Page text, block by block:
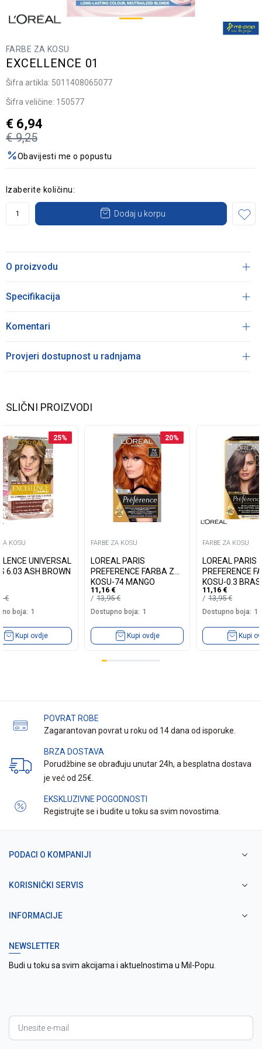
FARBE ZA KOSU
EXCELLENCE 01
Šifra artikla: 5011408065077
Šifra veličine: 150577
€ 9,25
€ 6,94
Obavijesti me o popustu
Izaberite količinu:
Dodaj u korpu
O proizvodu
Specifikacija
Komentari
Provjeri dostupnost u radnjama
SLIČNI PROIZVODI
25%
KOSU
UNIVERSAL
6.03 ASH BROWN
€
boja: 1
Kupi ovdje
20%
FARBE ZA KOSU
LOREAL PARIS
PREFERENCE FARBA ZA
KOSU-74 MANGO
INTENSE COOPER
11,16 €
13,95€
Dostupno boja: 1
Kupi ovdje
FARBE ZA KOSU
LOREAL PARIS
PREFERENCE
KOSU-0.3
DARK BROWN
11,16 €
13,95€
Dostupno boja: 1
Kupi
POVRAT ROBE
Zagarantovan povrat u roku od 14 dana od isporuke.
BRZA DOSTAVA
Porudžbine se obrađuju unutar 24h, a besplatna dostava
je već od 25€.
EKSKLUZIVNE POGODNOSTI
Registrujte se i budite u toku sa svim novostima.
PODACI O KOMPANIJI
KORISNIČKI SERVIS
INFORMACIJE
NEWSLETTER
Budi u toku sa svim akcijama i aktuelnostima u Mil-Popu.